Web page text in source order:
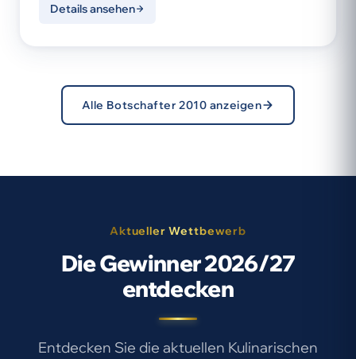
Details ansehen
Alle Botschafter 2010 anzeigen
Aktueller Wettbewerb
Die Gewinner 2026/27
entdecken
Entdecken Sie die aktuellen Kulinarischen